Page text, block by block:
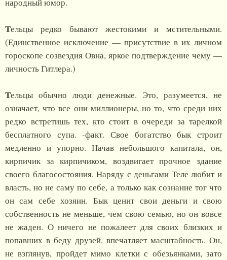
Тельцы редко бывают жестокими и мстительными.
(Единственное исключение — присутствие в их личном
гороскопе созвездия Овна, яркое подтверждение чему —
личность Гитлера.)
Тельцы обычно люди денежные. Это, разумеется, не
означает, что все они миллионеры, но то, что среди них
редко встретишь тех, кто стоит в очереди за тарелкой
бесплатного супа. -факт. Свое богатство бык строит
медленно и упорно. Начав небольшого капитала, он,
кирпичик за кирпичиком, воздвигает прочное здание
своего благосостояния. Наряду с деньгами Теле любит и
власть, но не саму по себе, а только как сознание тог что
он сам себе хозяин. Бык ценит свои деньги и свою
собственность не меньше, чем свою семью, но он вовсе
не жаден. О ничего не пожалеет для своих близких и
попавших в беду друзей. впечатляет масштабность. Он,
не взглянув, пройдет мимо клетки с обезьянками, зато